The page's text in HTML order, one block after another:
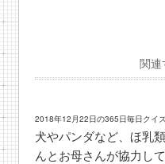
関連
2018年12月22日の365日毎日クイ
犬やパンダなど、ほ乳
んとお母さんが協力し